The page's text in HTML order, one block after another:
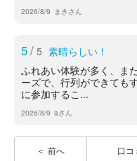
2026/8/9 まきさん
5/ 5 素晴らしい！
ふれあい体験が多く、ま
ーズで、行列ができても
に参加するこ...
2026/8/9 aさん
前へ 口コ